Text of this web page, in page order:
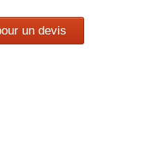
un devis